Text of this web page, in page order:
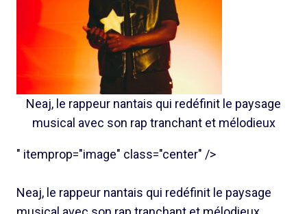
Neaj, le rappeur nantais qui redéfinit le paysage
musical avec son rap tranchant et mélodieux
" itemprop="image" class="center" />
Neaj, le rappeur nantais qui redéfinit le paysage